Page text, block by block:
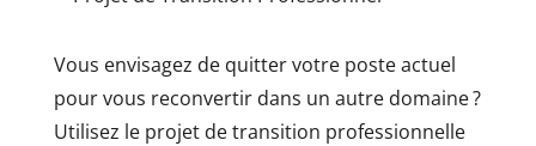
Vous envisagez de quitter votre poste actuel
pour vous reconvertir dans un autre domaine ?
Utilisez le projet de transition professionnelle